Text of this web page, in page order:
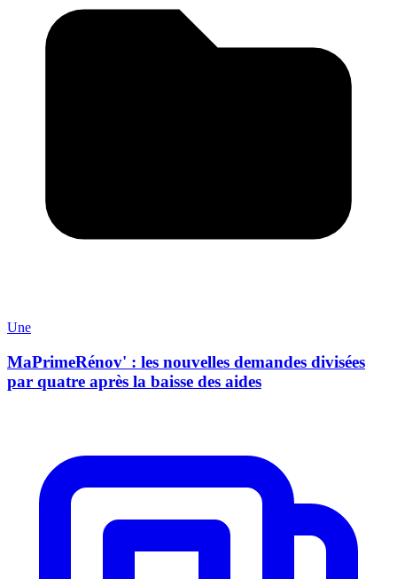
Une
MaPrimeRénov' : les nouvelles demandes divisées
par quatre après la baisse des aides